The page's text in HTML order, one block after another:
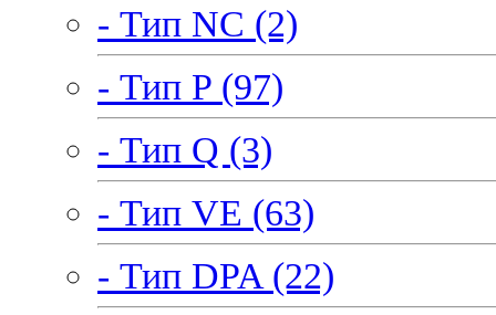
- Тип NC (2)
- Тип P (97)
- Тип Q (3)
- Тип VE (63)
- Тип DPA (22)